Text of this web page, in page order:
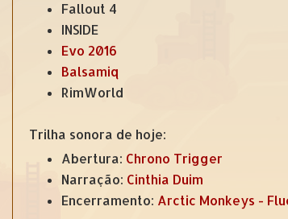
Fallout 4
INSIDE
Evo 2016
Balsamiq
RimWorld
Trilha sonora de hoje:
Abertura: Chrono Trigger
Narração: Cinthia Duim
Encerramento: Arctic Monkeys -